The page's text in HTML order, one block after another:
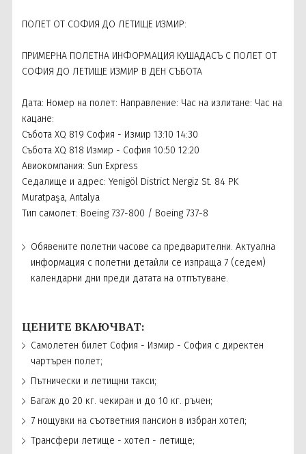
ПОЛЕТ ОТ СОФИЯ ДО ЛЕТИЩЕ ИЗМИР:
ПРИМЕРНА ПОЛЕТНА ИНФОРМАЦИЯ КУШАДАСЪ С ПОЛЕТ ОТ
СОФИЯ ДО ЛЕТИЩЕ ИЗМИР В ДЕН СЪБОТА
Дата: Номер на полет: Направление: Час на излитане: Час на
кацане:
Събота XQ 819 София - Измир 13:10 14:30
Събота XQ 818 Измир - София 10:50 12:20
Авиокомпания: Sun Express
Седалище и адрес: Yenigöl District Nergiz St. 84 PK
Muratpaşa, Antalya
Тип самолет: Boeing 737-800 / Boeing 737-8
Обявените полетни часове са предварителни. Актуална
информация с полетни детайли се изпраща 7 (седем)
календарни дни преди датата на отпътуване.
ЦЕНИТЕ ВКЛЮЧВАТ:
Самолетен билет София - Измир - София с директен
чартърен полет;
Пътнически и летищни такси;
Багаж до 20 кг. чекиран и до 10 кг. ръчен;
7 нощувки на съответния пансион в избран хотел;
Трансфери летище - хотел - летище;